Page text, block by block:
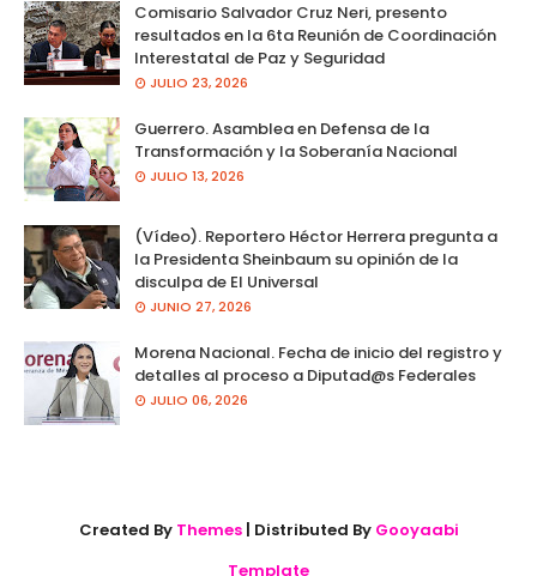
Comisario Salvador Cruz Neri, presento
resultados en la 6ta Reunión de Coordinación
Interestatal de Paz y Seguridad
JULIO 23, 2026
Guerrero. Asamblea en Defensa de la
Transformación y la Soberanía Nacional
JULIO 13, 2026
(Vídeo). Reportero Héctor Herrera pregunta a
la Presidenta Sheinbaum su opinión de la
disculpa de El Universal
JUNIO 27, 2026
Morena Nacional. Fecha de inicio del registro y
detalles al proceso a Diputad@s Federales
JULIO 06, 2026
Created By Themes| Distributed By Gooyaabi
Template